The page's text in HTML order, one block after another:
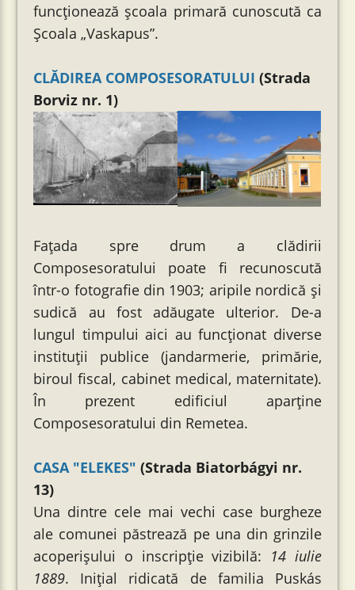
funcționează școala primară cunoscută ca
Școala „Vaskapus”.
CLĂDIREA COMPOSESORATULUI(Strada
Borviz nr. 1)
Fațada spre drum a clădirii
Composesoratului poate fi recunoscută
într-o fotografie din 1903; aripile nordică și
sudică au fost adăugate ulterior. De-a
lungul timpului aici au funcționat diverse
instituții publice (jandarmerie, primărie,
biroul fiscal, cabinet medical, maternitate).
În prezent edificiul aparține
Composesoratului din Remetea.
CASA "ELEKES" (Strada Biatorbágyi nr.
13)
Una dintre cele mai vechi case burgheze
ale comunei păstrează pe una din grinzile
acoperişului o inscripţie vizibilă: 14 iulie
1889. Inițial ridicată de familia Puskás